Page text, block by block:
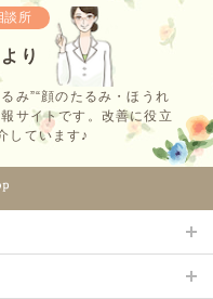
談所
より
み”“顔のたるみ・ほうれ
サイトです。改善に役立
しています♪